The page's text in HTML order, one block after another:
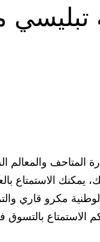
والمعالم
الاستمتاع
مكرو قاري
الاستمتاع